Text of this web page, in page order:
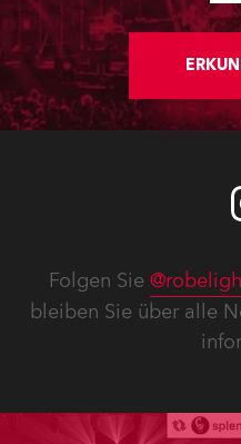
Folgen Sie
bleiben Sie über alle